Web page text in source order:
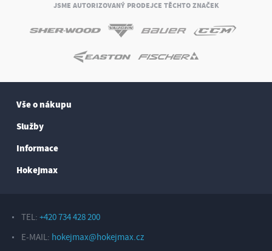
JSME AUTORIZOVANÝ PRODEJCE TĚCHTO ZNAČEK
Vše o nákupu
Služby
Informace
Hokejmax
TEL: +420 734 428 200
E-MAIL: hokejmax@hokejmax.cz